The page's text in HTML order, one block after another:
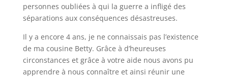
personnes oubliées à qui la guerre a infligé des
séparations aux conséquences désastreuses.
Il y a encore 4 ans, je ne connaissais pas l’existence
de ma cousine Betty. Grâce à d’heureuses
circonstances et grâce à votre aide nous avons pu
apprendre à nous connaître et ainsi réunir une